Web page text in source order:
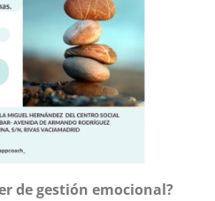
de gestión emocional?